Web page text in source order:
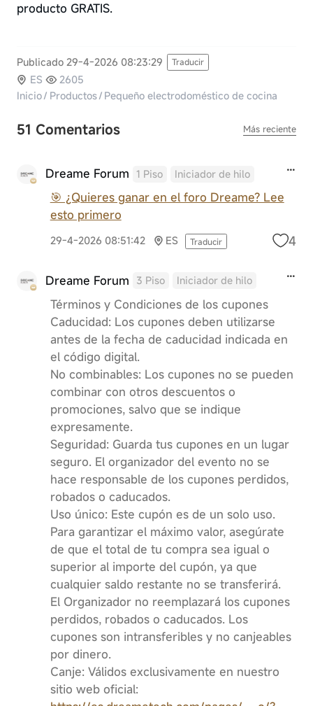
producto GRATIS.
Publicado 29-4-2026 08:23:29 Traducir
ES
2605
Inicio/ Productos/ Pequeño electrodoméstico de cocina
51 Comentarios Más reciente
Dreame Forum 1 Piso Iniciador de hilo
🎯 ¿Quieres ganar en el foro Dreame? Lee
esto primero
29-4-2026 08:51:42 ES Traducir 4
Dreame Forum 3 Piso Iniciador de hilo
Términos y Condiciones de los cupones
Caducidad: Los cupones deben utilizarse
antes de la fecha de caducidad indicada en
el código digital.
No combinables: Los cupones no se pueden
combinar con otros descuentos o
promociones, salvo que se indique
expresamente.
Seguridad: Guarda tus cupones en un lugar
seguro. El organizador del evento no se
hace responsable de los cupones perdidos,
robados o caducados.
Uso único: Este cupón es de un solo uso.
Para garantizar el máximo valor, asegúrate
de que el total de tu compra sea igual o
superior al importe del cupón, ya que
cualquier saldo restante no se transferirá.
El Organizador no reemplazará los cupones
perdidos, robados o caducados. Los
cupones son intransferibles y no canjeables
por dinero.
Canje: Válidos exclusivamente en nuestro
sitio web oficial: